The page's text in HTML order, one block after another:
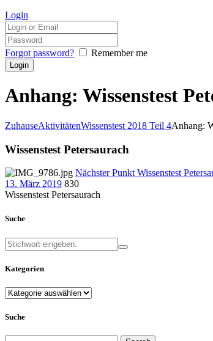
Login
Forgot password? Remember me
Anhang: Wissenstest
ZuhauseAktivitätenWissenstest 2018 Teil 4Anhang:
Wissenstest Petersaurach
Nächster Punkt Wissenstest
13. März 2019 830
Wissenstest Petersaurach
Suche
Kategorien
Kategorien
Suche